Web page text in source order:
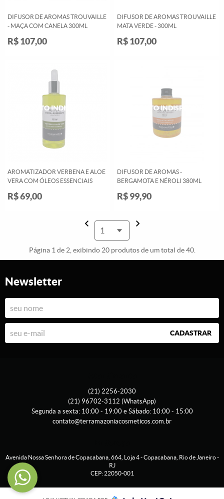
DIFUSOR DE AROMAS TROUVAILLE
- MAÇA COM CANELA 300ML
R$ 107,00
DIFUSOR DE AROMAS TROUVAILLE
MATA VERDE - 300ML
R$ 107,00
AROMATIZADOR VERBENA E ALOE
VERA COM ÓLEOS ESSENCIAIS
R$ 69,00
DIFUSOR DE AROMAS -
BERGAMOTA E NÉROLI 380ML
R$ 99,90
Página 1 de 2, exibindo 20 produtos de um total de 40.
Newsletter
CADASTRAR
(21) 2256-2030
(21) 96702-3112 (WhatsApp)
Segunda a sexta: 10:00 - 19:00 e Sábado: 10:00 - 15:00
contato@terramazoniacosmeticos.com.br
Avenida Nossa Senhora de Copacabana, 664, Loja 4-Copacabana, Rio de Janeiro-
RJ
CEP: 22050-001